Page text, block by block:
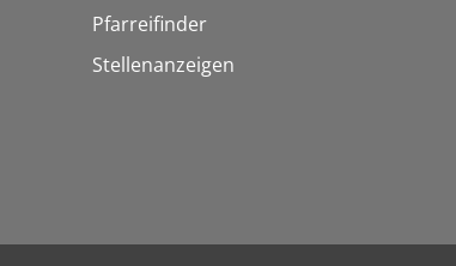
Pfarreifinder
Stellenanzeigen